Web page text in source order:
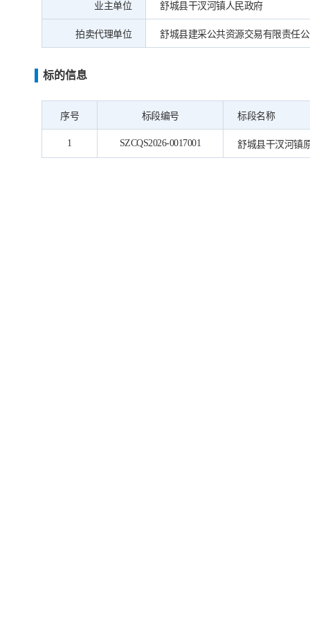
业主单位 舒城县干汊河镇人民政府
拍卖代理单位 舒城县建采公共资源交易有限责任
标的信息
序号 标段编号 标段名称
1 SZCQS2026-0017001 舒城县干汊河镇